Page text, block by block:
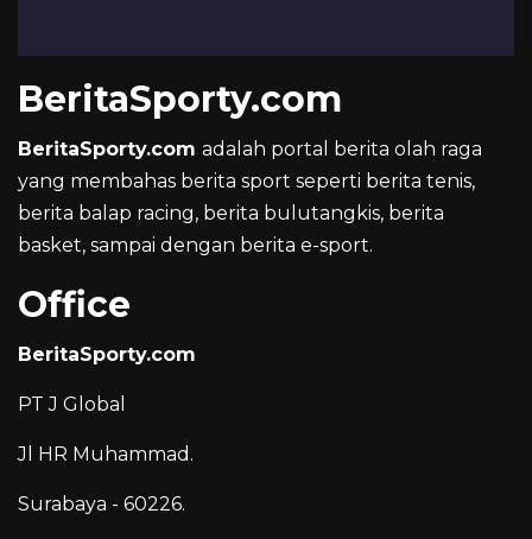
BeritaSporty.com
BeritaSporty.com adalah portal berita olah raga
yang membahas berita sport seperti berita tenis,
berita balap racing, berita bulutangkis, berita
basket, sampai dengan berita e-sport.
Office
BeritaSporty.com
PT J Global
Jl HR Muhammad.
Surabaya - 60226.